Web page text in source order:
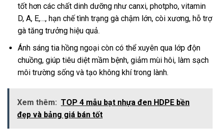
tốt hơn các chất dinh dưỡng như canxi, photpho, vitamin
D, A, E,…, hạn chế tình trạng gà chậm lớn, còi xương, hỗ trợ
gà tăng trưởng hiệu quả.
Ánh sáng tia hồng ngoại còn có thể xuyên qua lớp độn
chuồng, giúp tiêu diệt mầm bệnh, giảm mùi hôi, làm sạch
môi trường sống và tạo không khí trong lành.
Xem thêm: TOP 4 mẫu bạt nhựa đen HDPE bền
đẹp và bảng giá bán tốt